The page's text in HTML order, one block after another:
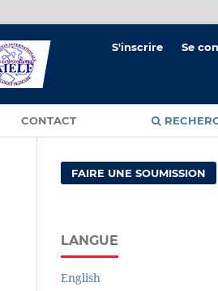
CONTACT
S'inscrire Se
FAIRE UNE SOUMISSION
LANGUE
English